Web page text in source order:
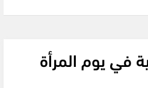
في يوم المرأة